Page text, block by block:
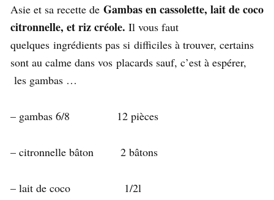
Asie et sa recette de Gambas en cassolette, lait de coco
citronnelle, et riz créole. Il vous faut
quelques ingrédients pas si difficiles à trouver, certains
sont au calme dans vos placards sauf, c’est à espérer,
les gambas …
– gambas 6/8 12 pièces
– citronnelle bâton 2 bâtons
– lait de coco 1/2l